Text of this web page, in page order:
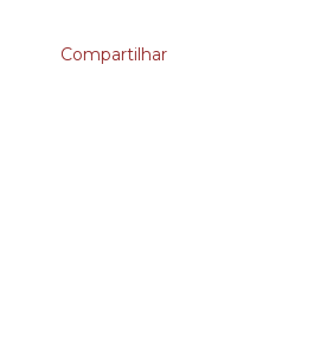
Compartilhar